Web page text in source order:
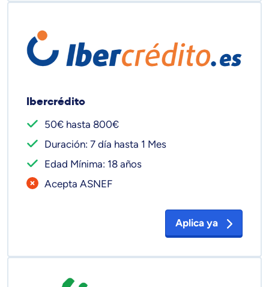
Ibercrédito
50€ hasta 800€
Duración: 7 día hasta 1 Mes
Edad Mínima: 18 años
Acepta ASNEF
Aplica ya